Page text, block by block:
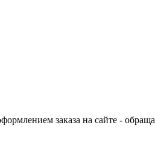
заказа на сайте -